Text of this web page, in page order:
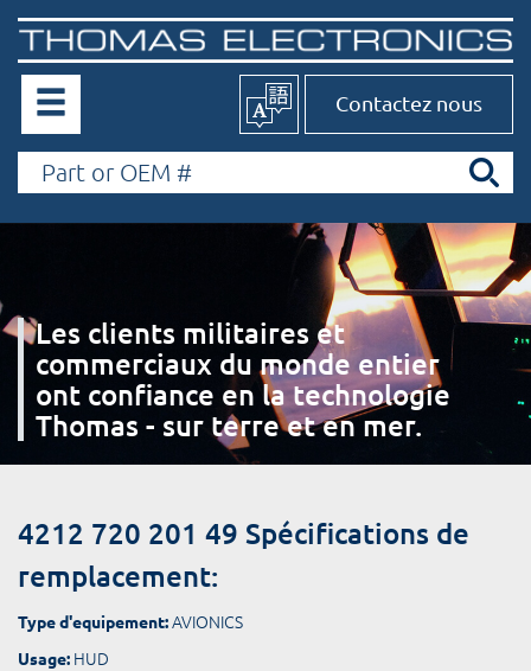
Contactez nous
Les clients militaires et
commerciaux du monde entier
ont confiance en la technologie
Thomas - sur terre et en mer.
4212 720 201 49 Spécifications de
remplacement:
Type d'equipement:AVIONICS
Usage: HUD